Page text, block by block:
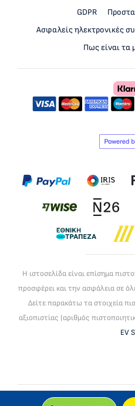
GDPR
Ασφαλείς ηλεκτρονικές
Πως είναι τα
Η ιστοσελίδα είναι επίσημα
προσφέρει και την ασφάλεια σε
Δείτε παρακάτω τα στοιχεία
αξιοπιστίας (αριθμός
EV